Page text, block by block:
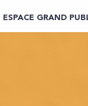
ESPACE GRAND